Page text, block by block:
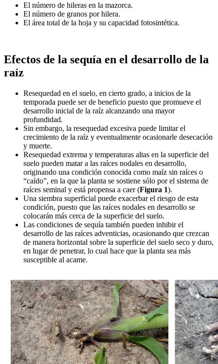
El número de hileras en la mazorca.
El número de granos por hilera.
El área total de la hoja y su capacidad fotosintética.
Efectos de la sequía en el desarrollo de la
raíz
Resequedad en el suelo, en cierto grado, a inicios de la
temporada puede ser de beneficio puesto que promueve el
desarrollo inicial de la raíz alcanzando una mayor
profundidad.
Sin embargo, la resequedad excesiva puede limitar el
crecimiento de la raíz y eventualmente ocasionarle desecación
y muerte.
Resequedad extrema y temperaturas altas en la superficie del
suelo pueden matar a las raíces nodales en desarrollo,
originando una condición conocida como maíz sin raíces o
“caído”, en la que la planta se sostiene sólo por el sistema de
raíces seminal y está propensa a caer (Figura 1).
Una siembra superficial puede exacerbar el riesgo de esta
condición, puesto que las raíces nodales en desarrollo se
colocarán más cerca de la superficie del suelo.
Las condiciones de sequía también pueden inhibir el
desarrollo de las raíces adventicias, ocasionando que crezcan
de manera horizontal sobre la superficie del suelo seco y duro,
en lugar de penetrar, lo cual hace que la planta sea más
susceptible al acame.